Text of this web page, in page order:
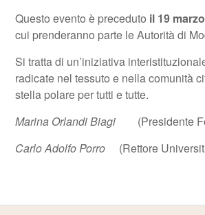
Questo evento è preceduto il 19
cui prenderanno parte le Autorità di
Si tratta di un’iniziativa
radicate nel tessuto e nella comunità
stella polare per tutti e tutte.
Marina Orlandi Biagi (Presidente
Carlo Adolfo Porro (Rettore